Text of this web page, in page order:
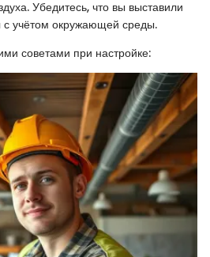
Убедитесь, что вы выставили
учётом окружающей среды.
советами при настройке: